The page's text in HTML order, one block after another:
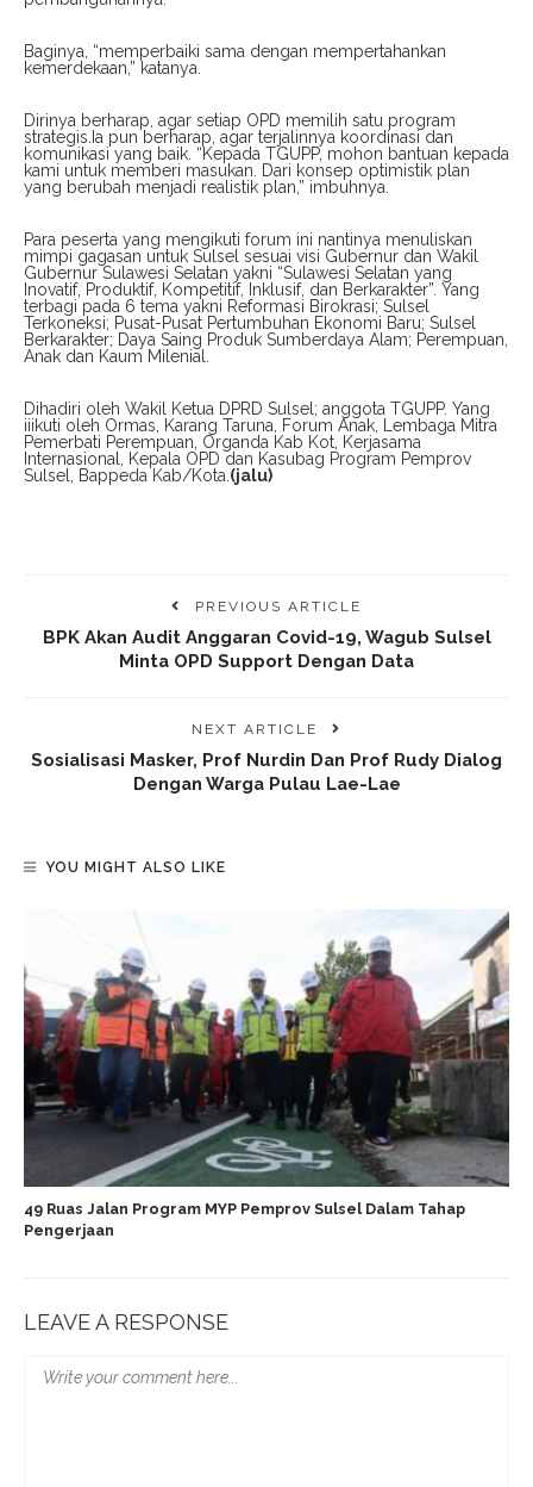
Baginya, “memperbaiki sama dengan mempertahankan
kemerdekaan,” katanya.
Dirinya berharap, agar setiap OPD memilih satu program
strategis.Ia pun berharap, agar terjalinnya koordinasi dan
komunikasi yang baik. “Kepada TGUPP, mohon bantuan kepada
kami untuk memberi masukan. Dari konsep optimistik plan
yang berubah menjadi realistik plan,” imbuhnya.
Para peserta yang mengikuti forum ini nantinya menuliskan
mimpi gagasan untuk Sulsel sesuai visi Gubernur dan Wakil
Gubernur Sulawesi Selatan yakni “Sulawesi Selatan yang
Inovatif, Produktif, Kompetitif, Inklusif, dan Berkarakter”. Yang
terbagi pada 6 tema yakni Reformasi Birokrasi; Sulsel
Terkoneksi; Pusat-Pusat Pertumbuhan Ekonomi Baru; Sulsel
Berkarakter; Daya Saing Produk Sumberdaya Alam; Perempuan,
Anak dan Kaum Milenial.
Dihadiri oleh Wakil Ketua DPRD Sulsel; anggota TGUPP. Yang
iiikuti oleh Ormas, Karang Taruna, Forum Anak, Lembaga Mitra
Pemerbati Perempuan, Organda Kab Kot, Kerjasama
Internasional, Kepala OPD dan Kasubag Program Pemprov
Sulsel, Bappeda Kab/Kota.(jalu)
PREVIOUS ARTICLE
BPK Akan Audit Anggaran Covid-19, Wagub Sulsel
Minta OPD Support Dengan Data
NEXT ARTICLE
Sosialisasi Masker, Prof Nurdin Dan Prof Rudy Dialog
Dengan Warga Pulau Lae-Lae
YOU MIGHT ALSO LIKE
49 Ruas Jalan Program MYP Pemprov Sulsel Dalam Tahap
Pengerjaan
LEAVE A RESPONSE